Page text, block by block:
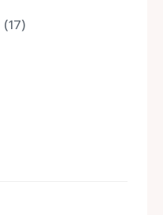
(17)